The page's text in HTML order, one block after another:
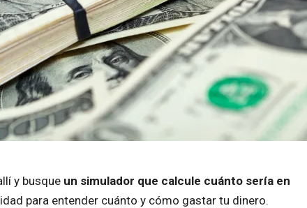
y busque un simulador que calcule cuánto sería en
para entender cuánto y cómo gastar tu dinero.